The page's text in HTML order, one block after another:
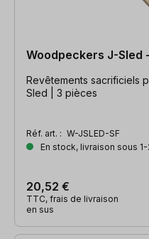
Woodpeckers J-Sled
Revêtements sacrificiels
Sled | 3 pièces
Réf. art. : W-JSLED-SF
En stock, livraison sous
20,52 €
TTC, frais de livraison
en sus